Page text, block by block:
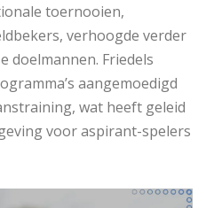
toernooien,
verhoogde verder
doelmannen. Friedels
aangemoedigd
wat heeft geleid
voor aspirant-spelers